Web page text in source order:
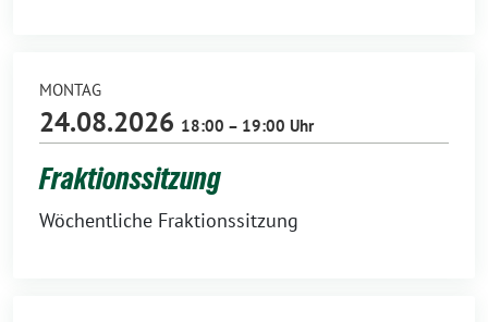
MONTAG
24.08.2026 18:00 – 19:00 Uhr
Fraktionssitzung
Wöchentliche Fraktionssitzung